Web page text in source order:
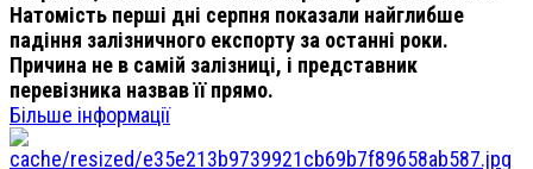
Натомість перші дні серпня показали найглибше
падіння залізничного експорту за останні роки.
Причина не в самій залізниці, і представник
перевізника назвав її прямо.
Більше інформації